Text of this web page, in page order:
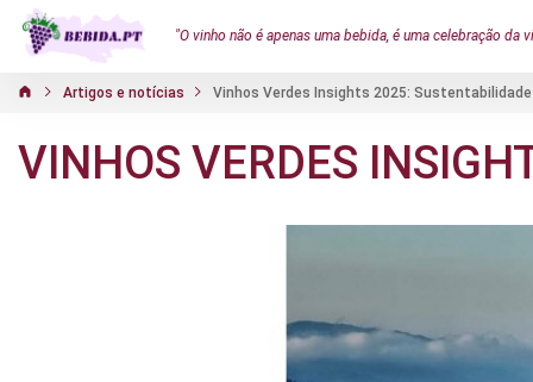
"O vinho não é apenas uma bebida, é uma celebração da
Artigos e notícias Vinhos Verdes Insights 2025: Sustentabilidade
VINHOS VERDES